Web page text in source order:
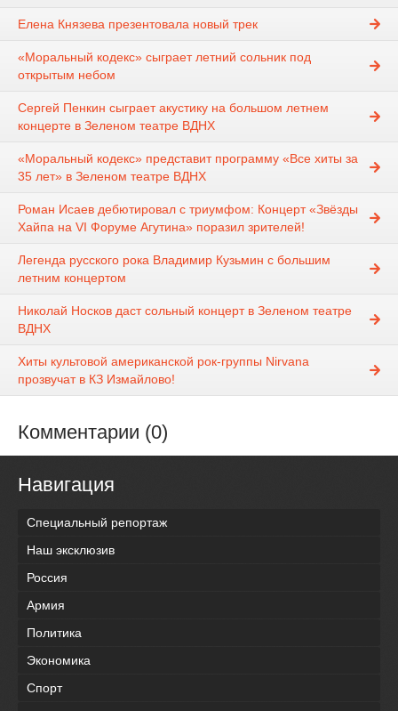
Елена Князева презентовала новый трек
«Моральный кодекс» сыграет летний сольник под
открытым небом
Сергей Пенкин сыграет акустику на большом летнем
концерте в Зеленом театре ВДНХ
«Моральный кодекс» представит программу «Все хиты за
35 лет» в Зеленом театре ВДНХ
Роман Исаев дебютировал с триумфом: Концерт «Звёзды
Хайпа на VI Форуме Агутина» поразил зрителей!
Легенда русского рока Владимир Кузьмин с большим
летним концертом
Николай Носков даст сольный концерт в Зеленом театре
ВДНХ
Хиты культовой американской рок-группы Nirvana
прозвучат в КЗ Измайлово!
Комментарии (0)
Навигация
Специальный репортаж
Наш эксклюзив
Россия
Армия
Политика
Экономика
Спорт